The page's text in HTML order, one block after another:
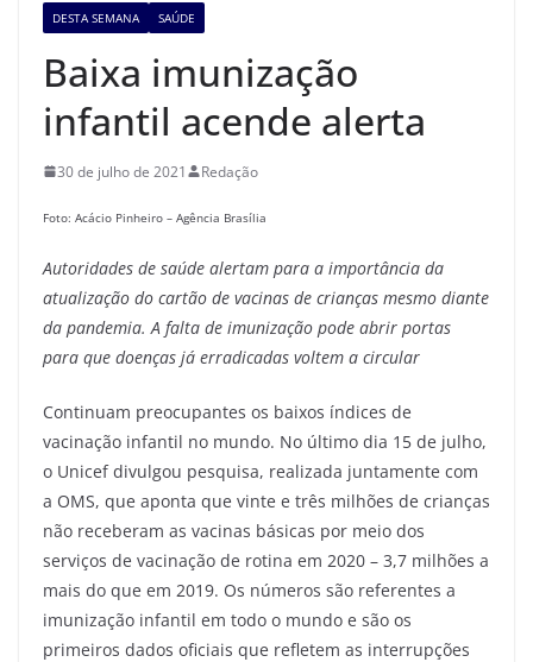
DESTA SEMANA SAÚDE
Baixa imunização
infantil acende alerta
30 de julho de 2021 Redação
Foto: Acácio Pinheiro – Agência Brasília
Autoridades de saúde alertam para a importância da
atualização do cartão de vacinas de crianças mesmo diante
da pandemia. A falta de imunização pode abrir portas
para que doenças já erradicadas voltem a circular
Continuam preocupantes os baixos índices de
vacinação infantil no mundo. No último dia 15 de julho,
o Unicef divulgou pesquisa, realizada juntamente com
a OMS, que aponta que vinte e três milhões de crianças
não receberam as vacinas básicas por meio dos
serviços de vacinação de rotina em 2020 – 3,7 milhões a
mais do que em 2019. Os números são referentes a
imunização infantil em todo o mundo e são os
primeiros dados oficiais que refletem as interrupções